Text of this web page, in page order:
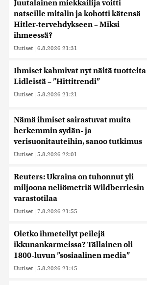
Juutalainen miekkailija voitti
natseille mitalin ja kohotti kätensä
Hitler-tervehdykseen – Miksi
ihmeessä?
Uutiset | 6.8.2026 21:31
Ihmiset kahmivat nyt näitä tuotteita
Lidleistä – ”Hittitrendi”
Uutiset | 5.8.2026 21:21
Nämä ihmiset sairastuvat muita
herkemmin sydän- ja
verisuonitauteihin, sanoo tutkimus
Uutiset | 5.8.2026 22:01
Reuters: Ukraina on tuhonnut yli
miljoona neliömetriä Wildberriesin
varastotilaa
Uutiset | 7.8.2026 21:55
Oletko ihmetellyt peilejä
ikkunankarmeissa? Tällainen oli
1800-luvun ”sosiaalinen media”
Uutiset | 5.8.2026 21:45